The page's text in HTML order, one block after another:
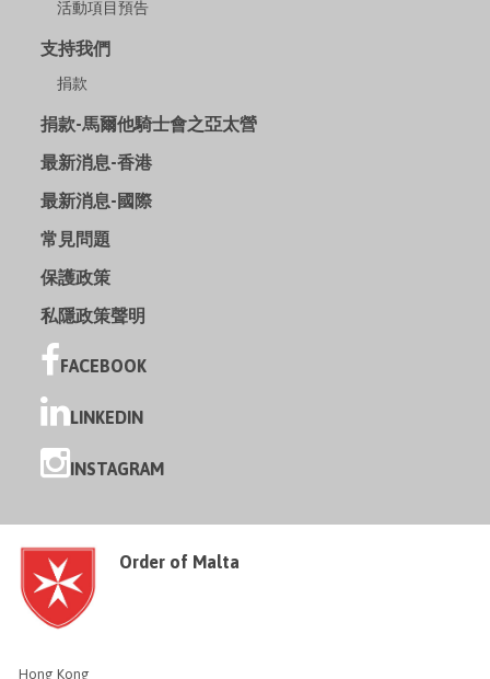
活動項目預告
支持我們
捐款
捐款-馬爾他騎士會之亞太營
最新消息-香港
最新消息-國際
常見問題
保護政策
私隱政策聲明
FACEBOOK
LINKEDIN
INSTAGRAM
Order of Malta
Hong Kong